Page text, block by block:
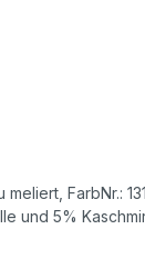
FarbNr.:
und 5%